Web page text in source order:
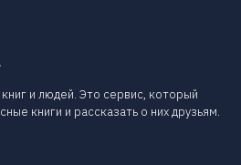
и людей. Это сервис, который
книги и рассказать о них друзьям.